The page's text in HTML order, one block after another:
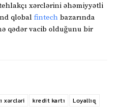
xərclərini əhəmiyyətli
qlobal fintech bazarında
qədər vacib olduğunu bir
xərcləri kredit kartı
Loyallıq